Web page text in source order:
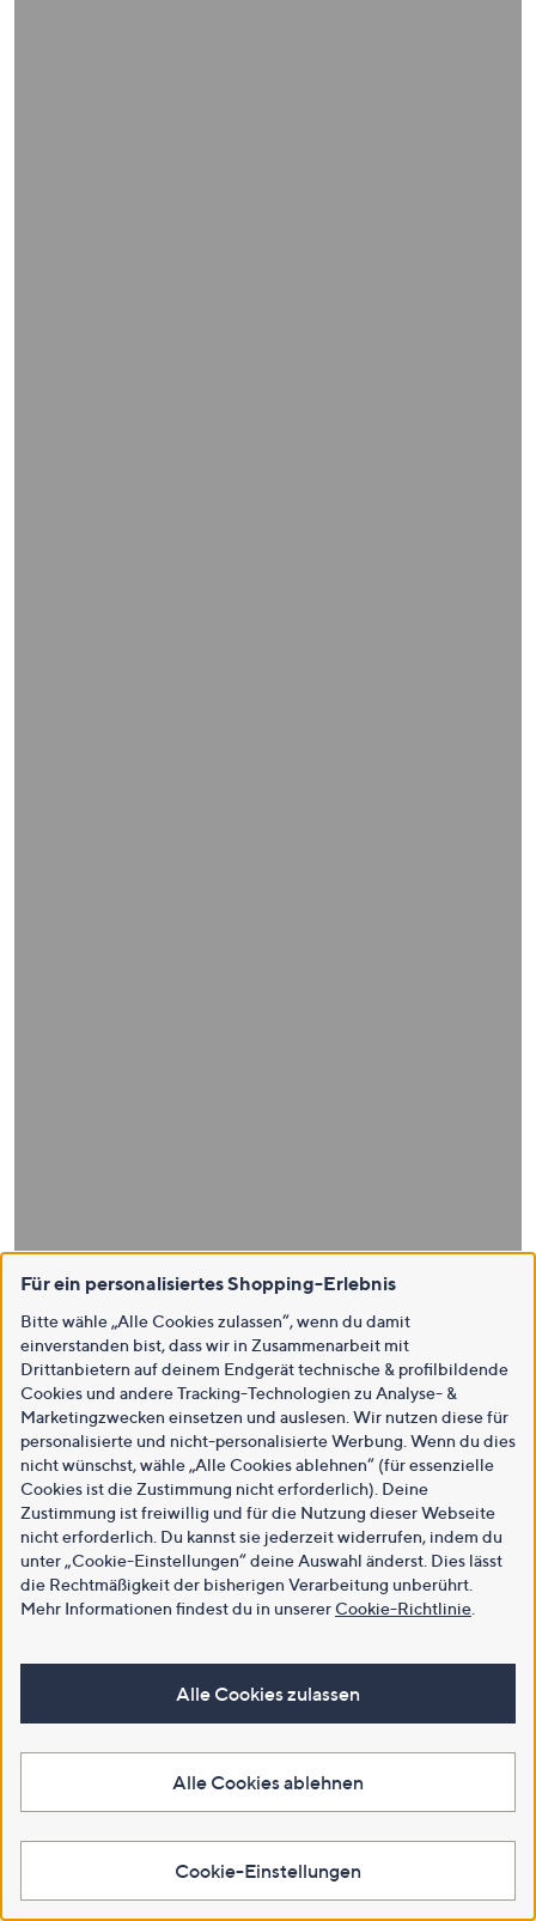
Für ein personalisiertes Shopping-Erlebnis
Bitte wähle „Alle Cookies zulassen“, wenn du damit
einverstanden bist, dass wir in Zusammenarbeit mit
Drittanbietern auf deinem Endgerät technische & profilbildende
Cookies und andere Tracking-Technologien zu Analyse- &
Marketingzwecken einsetzen und auslesen. Wir nutzen diese für
personalisierte und nicht-personalisierte Werbung. Wenn du dies
nicht wünschst, wähle „Alle Cookies ablehnen“ (für essenzielle
Cookies ist die Zustimmung nicht erforderlich). Deine
Zustimmung ist freiwillig und für die Nutzung dieser Webseite
nicht erforderlich. Du kannst sie jederzeit widerrufen, indem du
unter „Cookie-Einstellungen“ deine Auswahl änderst. Dies lässt
die Rechtmäßigkeit der bisherigen Verarbeitung unberührt.
Mehr Informationen findest du in unsererCookie-Richtlinie
Alle Cookies zulassen
Alle Cookies ablehnen
Cookie-Einstellungen